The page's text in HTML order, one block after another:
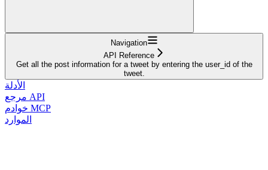
Navigation
API Reference
Get all the post information for a tweet by entering the user_id of the
tweet.
الأدلة
مرجع API
خوادم MCP
الموارد